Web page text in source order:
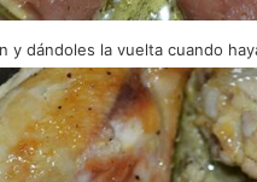
y dándoles la vuelta cuando